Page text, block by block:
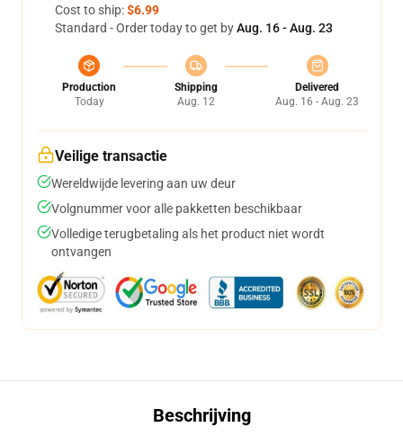
Cost to ship:$6.99
Standard - Order today to get byAug. 16 - Aug. 23
Production
Today
Shipping
Aug. 12
Delivered
Aug. 16 - Aug. 23
Veilige transactie
Wereldwijde levering aan uw deur
Volgnummer voor alle pakketten beschikbaar
Volledige terugbetaling als het product niet wordt
ontvangen
Beschrijving